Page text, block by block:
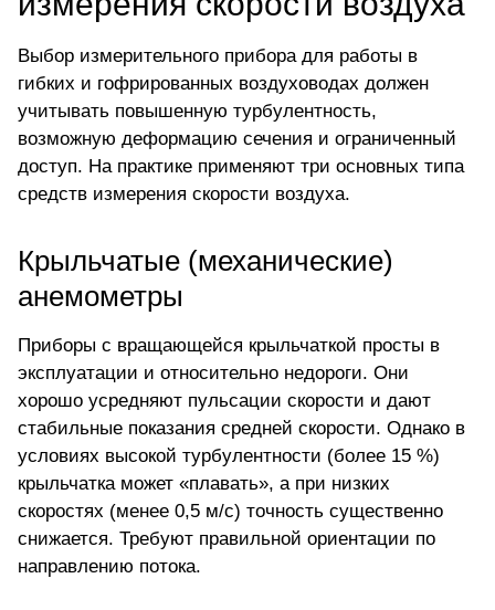
Выбор измерительного прибора для работы в
гибких и гофрированных воздуховодах должен
учитывать повышенную турбулентность,
возможную деформацию сечения и ограниченный
доступ. На практике применяют три основных типа
средств измерения скорости воздуха.
Крыльчатые (механические)
анемометры
Приборы с вращающейся крыльчаткой просты в
эксплуатации и относительно недороги. Они
хорошо усредняют пульсации скорости и дают
стабильные показания средней скорости. Однако в
условиях высокой турбулентности (более 15 %)
крыльчатка может «плавать», а при низких
скоростях (менее 0,5 м/с) точность существенно
снижается. Требуют правильной ориентации по
направлению потока.